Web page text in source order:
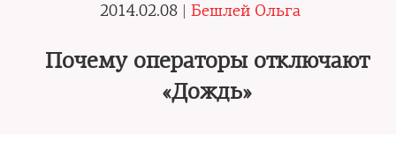
2014.02.08 | Бешлей Ольга
Почему операторы отключают
«Дождь»